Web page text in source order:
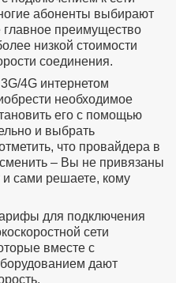
абоненты выбирают
главное преимущество
низкой стоимости
соединения.
4G интернетом
необходимое
его с помощью
и выбрать
что провайдера в
– Вы не привязаны
и сами решаете, кому
для подключения
сети
вместе с
дают